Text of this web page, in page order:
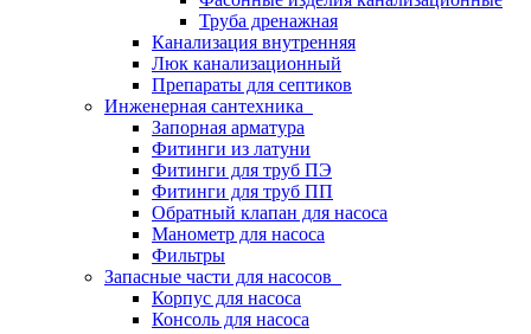
Труба дренажная
Канализация внутренняя
Люк канализационный
Препараты для септиков
Инженерная сантехника
Запорная арматура
Фитинги из латуни
Фитинги для труб ПЭ
Фитинги для труб ПП
Обратный клапан для насоса
Манометр для насоса
Фильтры
Запасные части для насосов
Корпус для насоса
Консоль для насоса